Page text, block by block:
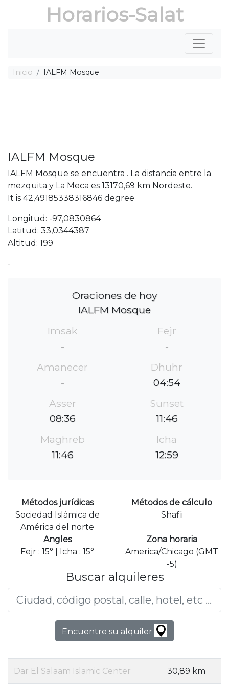
Horarios-Salat
Inicio IALFM Mosque
IALFM Mosque
IALFM Mosque se encuentra . La distancia entre la
mezquita y La Meca es 13170,69 km Nordeste.
It is 42,49185338316846 degree
Longitud: -97,0830864
Latitud: 33,0344387
Altitud: 199
-
Oraciones de hoy
IALFM Mosque
Imsak
-
Fejr
-
Amanecer
-
Dhuhr
04:54
Asser
08:36
Sunset
11:46
Maghreb
11:46
Icha
12:59
Métodos jurídicas
Sociedad Islámica de
América del norte
Métodos de cálculo
Shafii
Angles
Fejr : 15° | Icha : 15°
Zona horaria
America/Chicago (GMT
-5)
Buscar alquileres
Encuentre su alquiler
Dar El Salaam Islamic Center 30,89 km